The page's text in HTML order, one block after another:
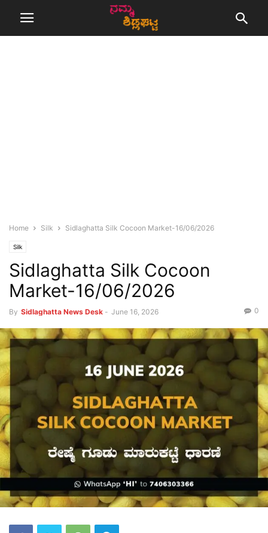
Home Silk Sidlaghatta Silk Cocoon Market-16/06/2026
Silk
Sidlaghatta Silk Cocoon
Market-16/06/2026
By Sidlaghatta News Desk - June 16, 2026 0